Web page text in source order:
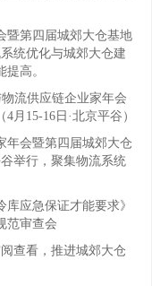
第四届城郊大仓基地
统优化与城郊大仓建
高。
流供应链企业家年会
月15-16日·北京平谷）
会暨第四届城郊大仓
举行，聚集物流系统
应急保证才能要求》
范审查会
查看，推进城郊大仓